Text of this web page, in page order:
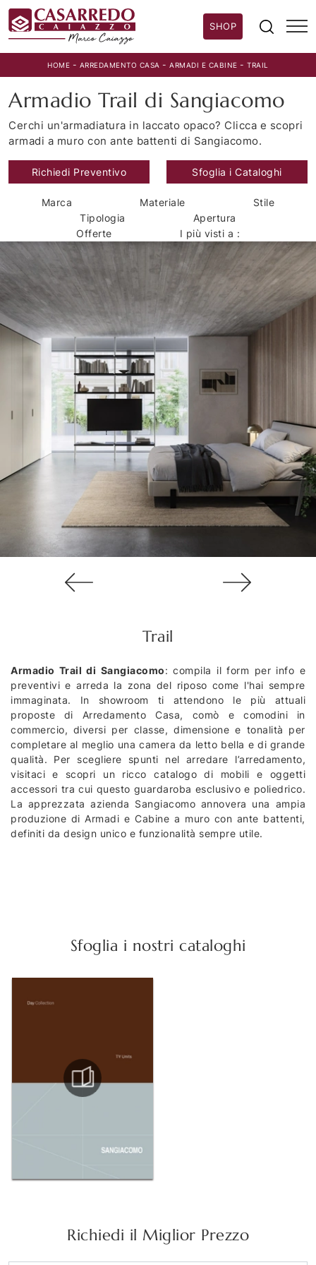
SHOP
HOME - ARREDAMENTO CASA -ARMADI E CABINE -TRAIL
Armadio Trail di Sangiacomo
Cerchi un'armadiatura in laccato opaco? Clicca e scopri
armadi a muro con ante battenti di Sangiacomo.
Richiedi Preventivo Sfoglia i Cataloghi
Marca Materiale
Stile
Tipologia
Apertura
Offerte
I più visti a :
Trail
Armadio Trail di Sangiacomo: compila il form per info e
preventivi e arreda la zona del riposo come l'hai sempre
immaginata. In showroom ti attendono le più attuali
proposte di Arredamento Casa, comò e comodini in
commercio, diversi per classe, dimensione e tonalità per
completare al meglio una camera da letto bella e di grande
qualità. Per scegliere spunti nel arredare l’arredamento,
visitaci e scopri un ricco catalogo di mobili e oggetti
accessori tra cui questo guardaroba esclusivo e poliedrico.
La apprezzata azienda Sangiacomo annovera una ampia
produzione di Armadi e Cabine a muro con ante battenti,
definiti da design unico e funzionalità sempre utile.
Sfoglia i nostri cataloghi
Richiedi il Miglior Prezzo